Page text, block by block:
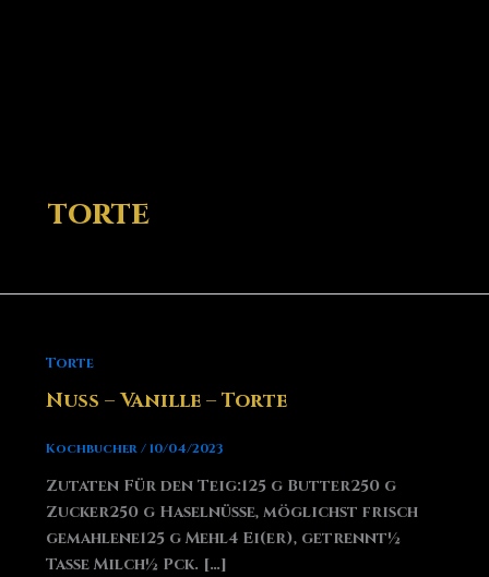
torte
Torte
Nuss – Vanille – Torte
Kochbucher/10/04/2023
Zutaten Für den Teig:125 g Butter250 g
Zucker250 g Haselnüsse, möglichst frisch
gemahlene125 g Mehl4 Ei(er), getrennt½
Tasse Milch½ Pck. […]